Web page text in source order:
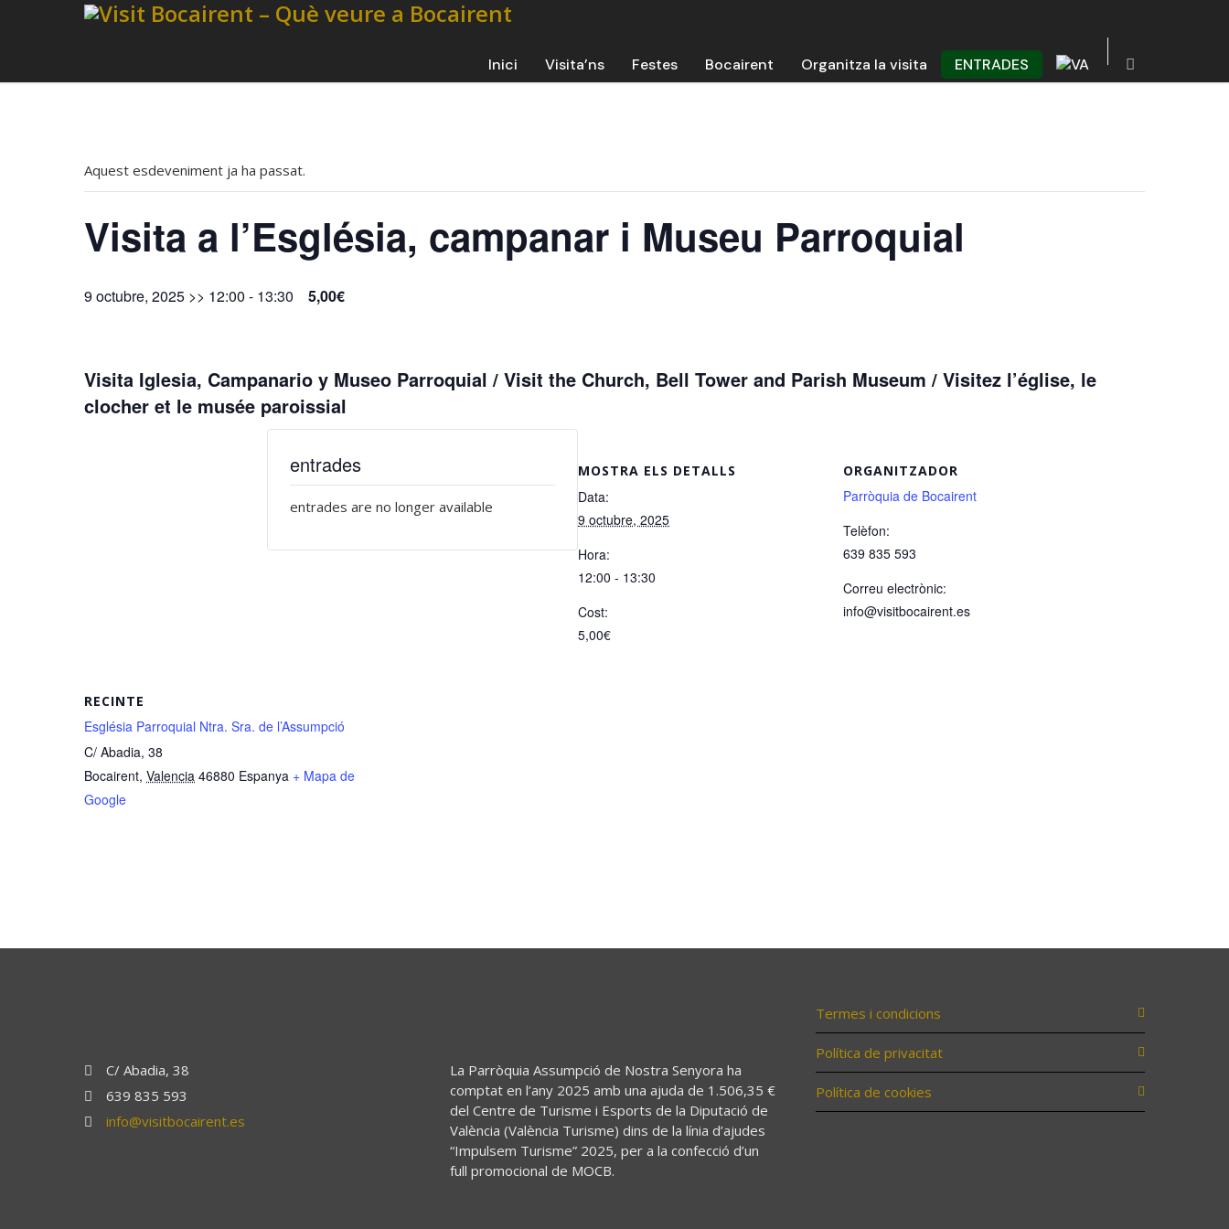
Inici Visita’ns Festes Bocairent Organitza la visita ENTRADES
Aquest esdeveniment ja ha passat.
Visita a l’Església, campanar i Museu Parroquial
9 octubre, 2025 >> 12:00 - 13:30 5,00€
Visita Iglesia, Campanario y Museo Parroquial / Visit the Church, Bell Tower and Parish Museum / Visitez l’église, le
clocher et le musée paroissial
MOSTRA ELS DETALLS
Data:
9 octubre, 2025
Hora:
12:00 - 13:30
Cost:
5,00€
ORGANITZADOR
Parròquia de Bocairent
Telèfon:
639 835 593
Correu electrònic:
info@visitbocairent.es
RECINTE
Església Parroquial Ntra. Sra. de l’Assumpció
C/ Abadia, 38
Bocairent, Valencia 46880 Espanya + Mapa de
Google
entrades
entrades are no longer available
C/ Abadia, 38
639 835 593
info@visitbocairent.es
La Parròquia Assumpció de Nostra Senyora ha
comptat en l’any 2025 amb una ajuda de 1.506,35 €
del Centre de Turisme i Esports de la Diputació de
València (València Turisme) dins de la línia d’ajudes
“Impulsem Turisme” 2025, per a la confecció d’un
full promocional de MOCB.
Termes i condicions
Política de privacitat
Política de cookies